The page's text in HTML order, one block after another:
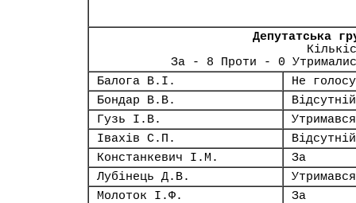
Депутатська
За - 8 Проти - 0
Балога В.І.
Не
Бондар В.В.
Відсутній
Гузь І.В.
Утримався
Івахів С.П.
Відсутній
Констанкевич І.М.
За
Лубінець Д.В.
Утримався
Молоток І.Ф.
За